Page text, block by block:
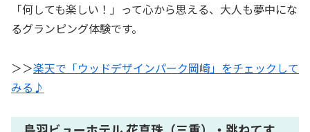
「何しても楽しい！」って心から思える、大人も夢中にな
るグランピング体験です。
＞＞楽天で「ウッドデザインパーク岡崎」をチェックして
みる♪